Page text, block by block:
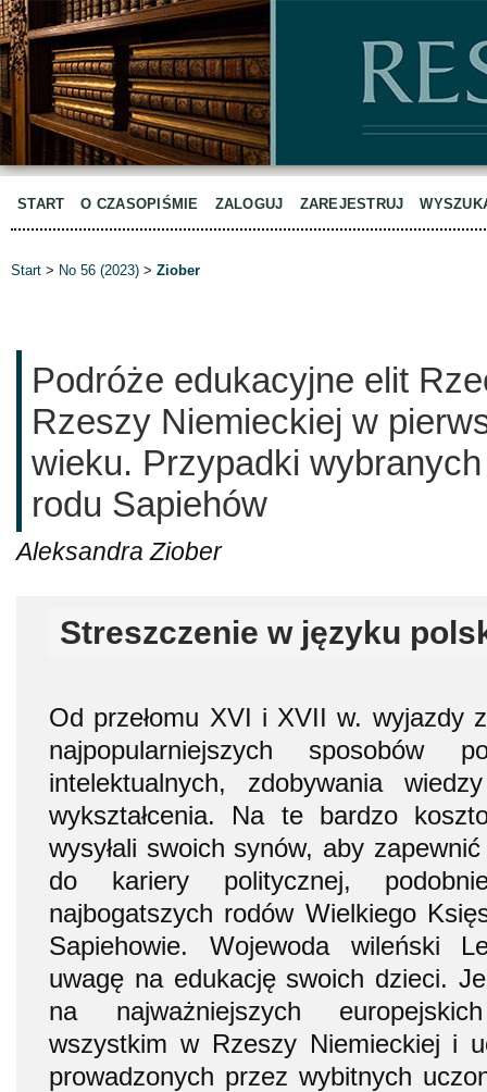
START O CZASOPIŚMIE ZALOGUJ ZAREJESTRUJ
Start > No 56 (2023) > Ziober
Podróże edukacyjne elit
Rzeszy Niemieckiej w
wieku. Przypadki
rodu Sapiehów
Aleksandra Ziober
Streszczenie w języku
Od przełomu XVI i XVII w. wyjazdy
najpopularniejszych sposobów
intelektualnych, zdobywania
wykształcenia. Na te bardzo
wysyłali swoich synów, aby
do kariery politycznej,
najbogatszych rodów Wielkiego
Sapiehowie. Wojewoda wileński
uwagę na edukację swoich dzieci.
na najważniejszych
wszystkim w Rzeszy Niemieckiej i
prowadzonych przez wybitnych